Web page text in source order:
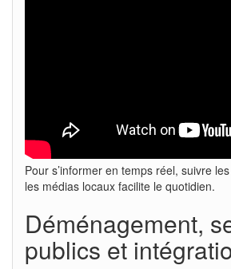
Pour s’informer en temps réel, suivre
les médias locaux facilite le quotidien.
Déménagement,
publics et